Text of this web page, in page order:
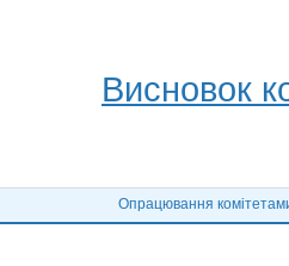
Висновок
Опрацювання